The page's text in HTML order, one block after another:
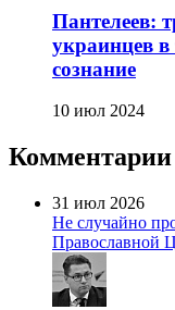
Пантелеев:
украинцев
сознание
10 июл 2024
Комментарии
31 июл 2026
Не случайно
Православной